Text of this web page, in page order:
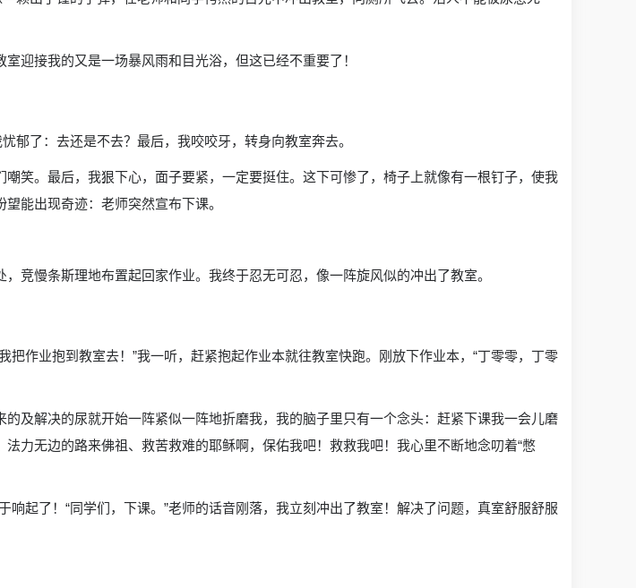
迎接我的又是一场暴风雨和目光浴，但这已经不重要了！
郁了：去还是不去？最后，我咬咬牙，转身向教室奔去。
笑。最后，我狠下心，面子要紧，一定要挺住。这下可惨了，椅子上就像有一根钉子，使我
能出现奇迹：老师突然宣布下课。
竞慢条斯理地布置起回家作业。我终于忍无可忍，像一阵旋风似的冲出了教室。
作业抱到教室去！”我一听，赶紧抱起作业本就往教室快跑。刚放下作业本，“丁零零，丁零
及解决的尿就开始一阵紧似一阵地折磨我，我的脑子里只有一个念头：赶紧下课我一会儿磨
力无边的路来佛祖、救苦救难的耶稣啊，保佑我吧！救救我吧！我心里不断地念叨着“憋
起了！“同学们，下课。”老师的话音刚落，我立刻冲出了教室！解决了问题，真室舒服舒服